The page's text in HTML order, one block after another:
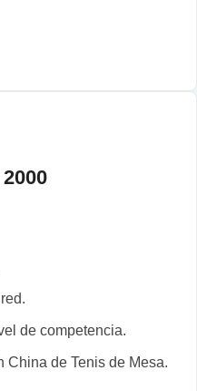
de competencia.
China de Tenis de Mesa.